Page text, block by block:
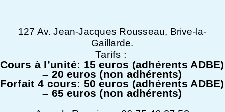
127 Av. Jean-Jacques Rousseau, Brive-la-
Gaillarde.
Tarifs :
Cours à l’unité: 15 euros (adhérents ADBE)
– 20 euros (non adhérents)
Forfait 4 cours: 50 euros (adhérents ADBE)
– 65 euros (non adhérents)